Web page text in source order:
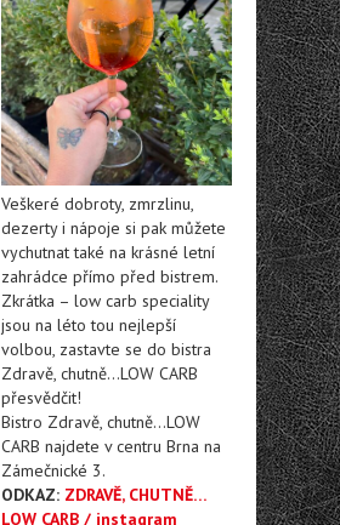
Veškeré dobroty, zmrzlinu,
dezerty i nápoje si pak můžete
vychutnat také na krásné letní
zahrádce přímo před bistrem.
Zkrátka – low carb speciality
jsou na léto tou nejlepší
volbou, zastavte se do bistra
Zdravě, chutně…LOW CARB
přesvědčit!
Bistro Zdravě, chutně…LOW
CARB najdete v centru Brna na
Zámečnické 3.
ODKAZ: ZDRAVĚ, CHUTNĚ…
LOW CARB / instagram